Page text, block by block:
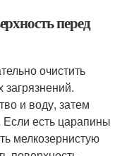
перед
очистить
загрязнений.
и воду, затем
Если есть царапины
мелкозернистую